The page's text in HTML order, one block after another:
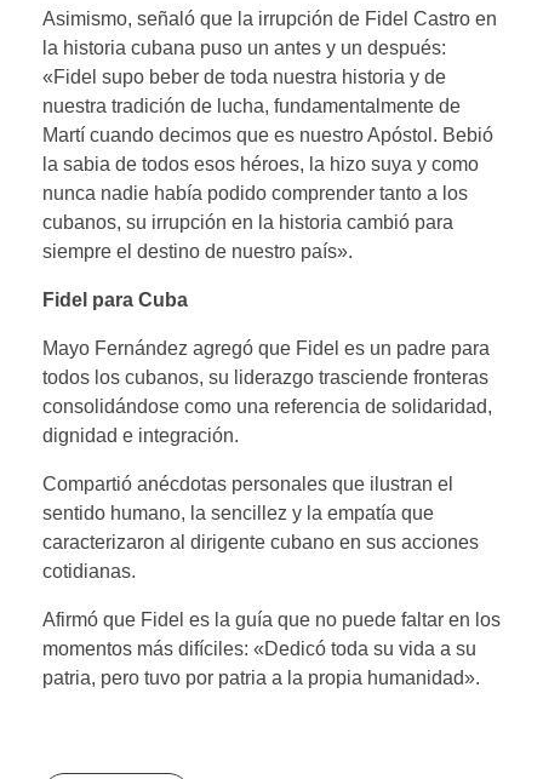
Asimismo, señaló que la irrupción de Fidel Castro en
la historia cubana puso un antes y un después:
«Fidel supo beber de toda nuestra historia y de
nuestra tradición de lucha, fundamentalmente de
Martí cuando decimos que es nuestro Apóstol. Bebió
la sabia de todos esos héroes, la hizo suya y como
nunca nadie había podido comprender tanto a los
cubanos, su irrupción en la historia cambió para
siempre el destino de nuestro país».
Fidel para Cuba
Mayo Fernández agregó que Fidel es un padre para
todos los cubanos, su liderazgo trasciende fronteras
consolidándose como una referencia de solidaridad,
dignidad e integración.
Compartió anécdotas personales que ilustran el
sentido humano, la sencillez y la empatía que
caracterizaron al dirigente cubano en sus acciones
cotidianas.
Afirmó que Fidel es la guía que no puede faltar en los
momentos más difíciles: «Dedicó toda su vida a su
patria, pero tuvo por patria a la propia humanidad».